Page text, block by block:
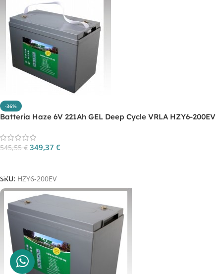
-36%
Batteria Haze 6V 221Ah GEL Deep Cycle VRLA HZY6-200EV
545,55€ 349,37 €
SKU: HZY6-200EV